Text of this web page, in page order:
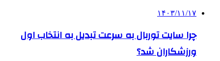
۱۴۰۳/۱۱/۱۷
چرا سایت توربال به ‌سرعت تبدیل به انتخاب اول
ورزشکاران شد؟